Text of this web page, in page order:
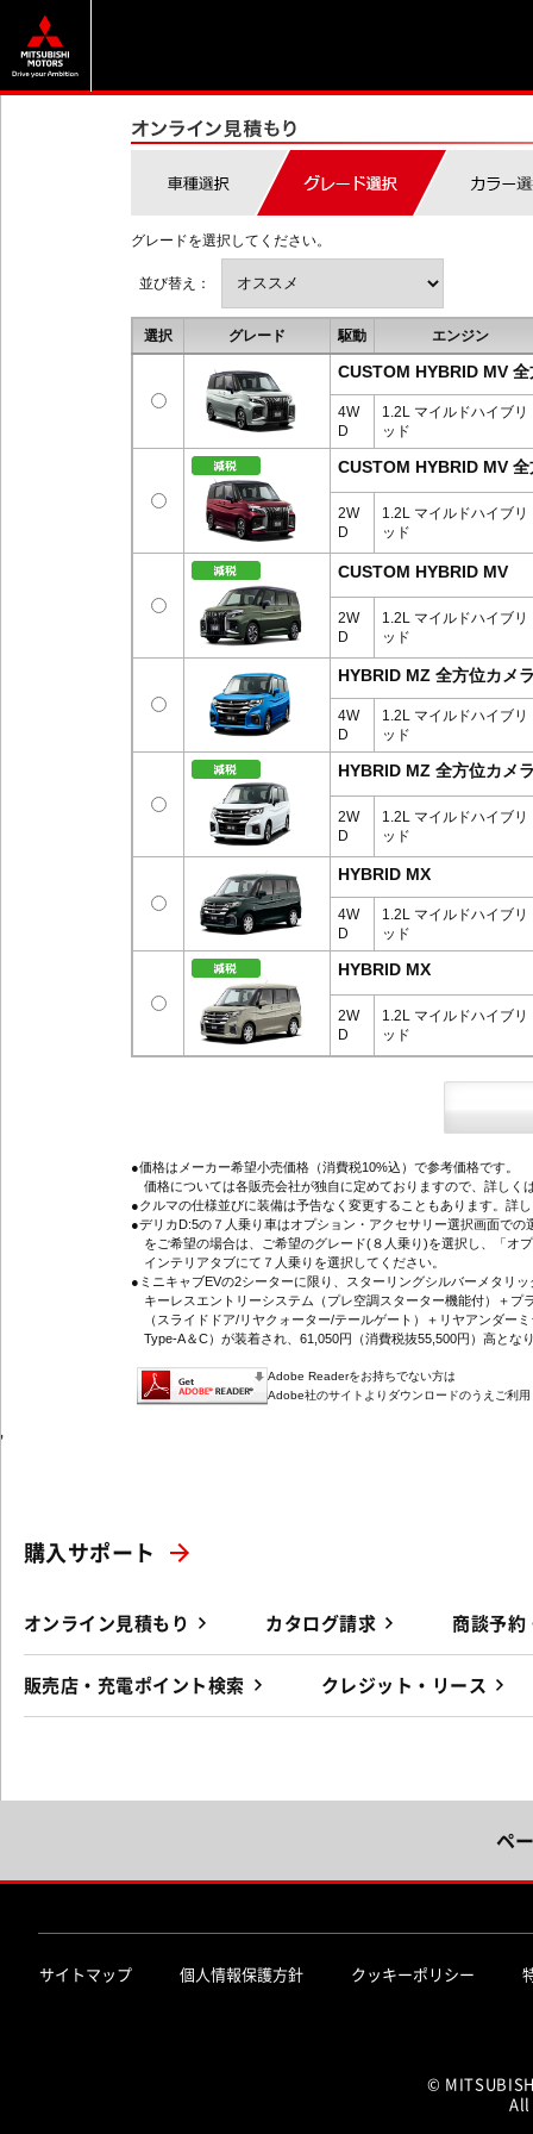
グレードを選択してください。
並び替え：
選択 グレード 駆動 エンジン
CUSTOM HYBRID MV
4W
D
1.2L マイルドハイブリ
ッド
CUSTOM HYBRID MV
2W
D
1.2L マイルドハイブリ
ッド
CUSTOM HYBRID MV
2W
D
1.2L マイルドハイブリ
ッド
HYBRID MZ 全方位カメ
4W
D
1.2L マイルドハイブリ
ッド
HYBRID MZ 全方位カメ
2W
D
1.2L マイルドハイブリ
ッド
HYBRID MX
4W
D
1.2L マイルドハイブリ
ッド
HYBRID MX
2W
D
1.2L マイルドハイブリ
ッド
●価格はメーカー希望小売価格（消費税10%込）で参考価格です。
価格については各販売会社が独自に定めておりますので、詳しく
●クルマの仕様並びに装備は予告なく変更することもあります。詳
●デリカD:5の７人乗り車はオプション・アクセサリー選択画面での
をご希望の場合は、ご希望のグレード(８人乗り)を選択し、「オ
インテリアタブにて７人乗りを選択してください。
●ミニキャブEVの2シーターに限り、スターリングシルバーメタリ
キーレスエントリーシステム（プレ空調スターター機能付）＋プ
（スライドドア/リヤクォーター/テールゲート）＋リヤアンダー
Type-A＆C）が装着され、61,050円（消費税抜55,500円）高とな
Adobe Readerをお持ちでない方は
Adobe社のサイトよりダウンロードのうえご利
'
購入サポート
オンライン見積もり カタログ請求 商談予約
販売店・充電ポイント検索 クレジット・リース
ペ
サイトマップ 個人情報保護方針 クッキーポリシー
©
All